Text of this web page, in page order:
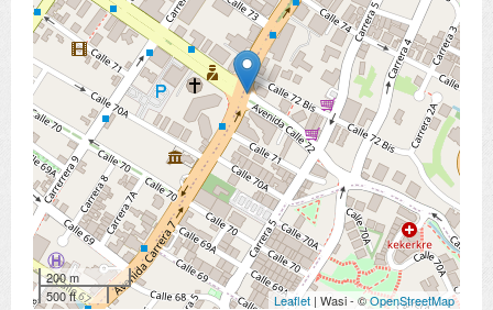
200 m
500 ft
Leaflet | Wasi - ©OpenStreetMap